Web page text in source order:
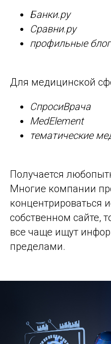
Банки.ру
Сравни.ру
профильные
Для медицинской
СпросиВрача
MedElement
тематические
Получается
Многие компании
концентрироваться
собственном сайте,
все чаще ищут
пределами.